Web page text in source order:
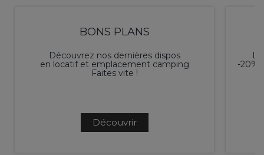
BONS PLANS
Découvrez nos dernières dispos
en locatif et emplacement camping
Faites vite !
Découvrir
-20%